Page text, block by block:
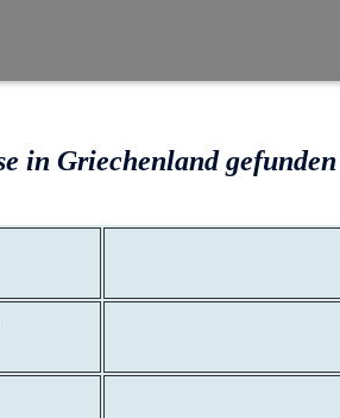
in Griechenland gefunden